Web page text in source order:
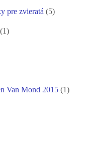
pre zvieratá (5)
(1)
Van Mond 2015 (1)